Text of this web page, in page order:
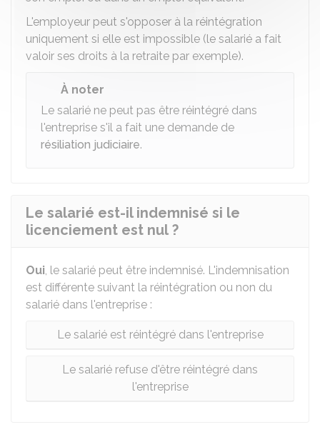
L'employeur peut s'opposer à la réintégration
uniquement si elle est impossible (le salarié a fait
valoir ses droits à la retraite par exemple).
À noter
Le salarié ne peut pas être réintégré dans
l'entreprise s'il a fait une demande de
résiliation judiciaire.
Le salarié est-il indemnisé si le
licenciement est nul ?
Oui, le salarié peut être indemnisé. L'indemnisation
est différente suivant la réintégration ou non du
salarié dans l'entreprise :
Le salarié est réintégré dans l'entreprise
Le salarié refuse d'être réintégré dans
l'entreprise